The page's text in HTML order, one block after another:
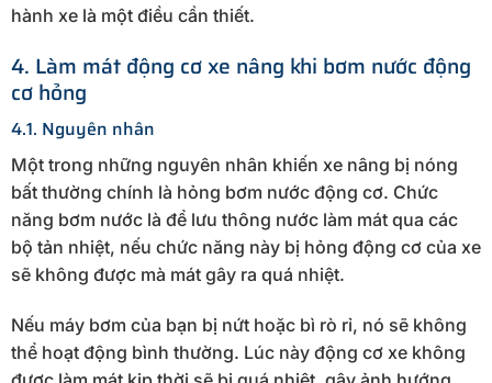
hành xe là một điều cần thiết.
4. Làm mát động cơ xe nâng khi bơm nước động
cơ hỏng
4.1. Nguyên nhân
Một trong những nguyên nhân khiến xe nâng bị nóng
bất thường chính là hỏng bơm nước động cơ. Chức
năng bơm nước là để lưu thông nước làm mát qua các
bộ tản nhiệt, nếu chức năng này bị hỏng động cơ của xe
sẽ không được mà mát gây ra quá nhiệt.
Nếu máy bơm của bạn bị nứt hoặc bì rò rỉ, nó sẽ không
thể hoạt động bình thường. Lúc này động cơ xe không